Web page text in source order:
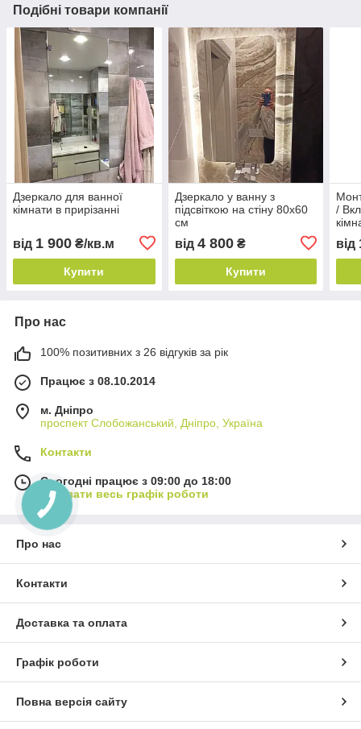
Подібні товари компанії
Дзеркало для ванної
кімнати в прирізанні
від 1 900 ₴/кв.м
Купити
Дзеркало у ванну з
підсвіткою на стіну 80х60
см
від 4 800₴
Купити
/
від
Про нас
100% позитивних з 26 відгуків за рік
Працює з 08.10.2014
м. Дніпро
проспект Слобожанський, Дніпро, Україна
Контакти
Сьогодні працює з 09:00 до 18:00
Показати весь графік роботи
Про нас
Контакти
Доставка та оплата
Графік роботи
Повна версія сайту